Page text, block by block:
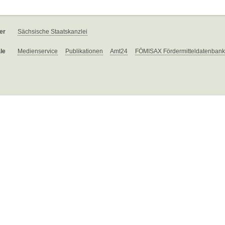
Sächsische Staatskanzlei
Medienservice Publikationen Amt24 FÖMISAX Fördermitteldatenbank